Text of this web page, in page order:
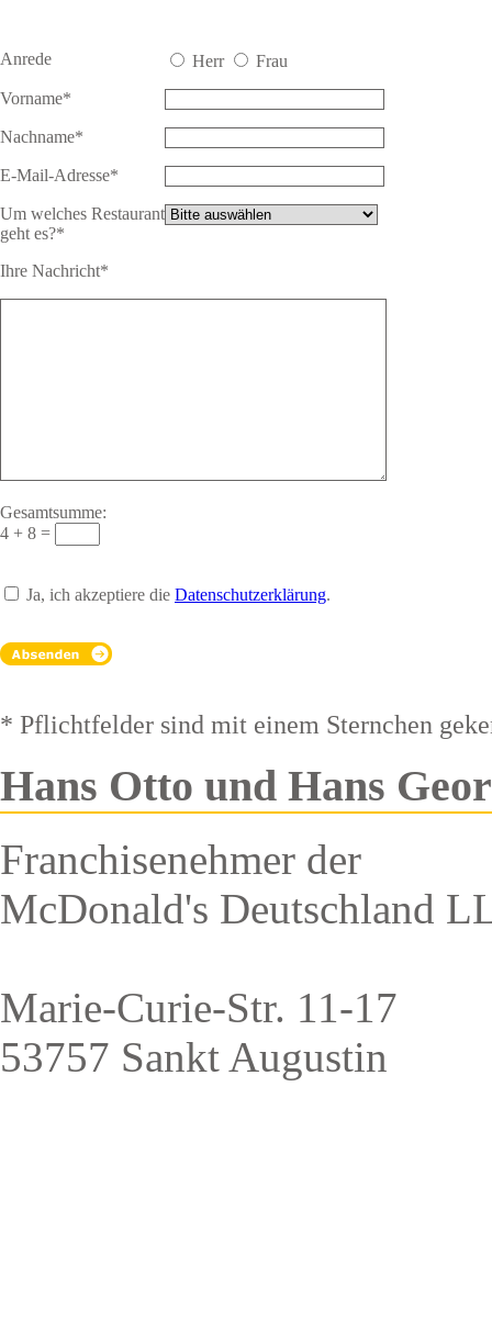
Anrede Herr
Frau
Vorname*
Nachname*
E-Mail-Adresse*
Um welches Restaurant
geht es?*
Ihre Nachricht*
Gesamtsumme:
4 + 8 =
Ja, ich akzeptiere die Datenschutzerklärung.
* Pflichtfelder sind mit einem Sternchen
Hans Otto und Hans
Franchisenehmer der
McDonald's Deutschland
Marie-Curie-Str. 11-17
53757 Sankt Augustin